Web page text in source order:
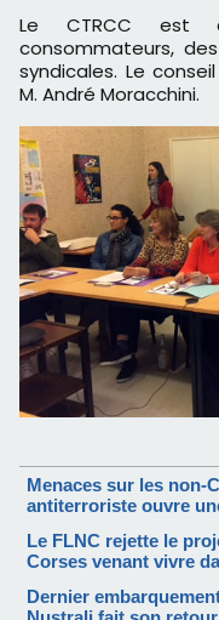
Le CTRCC est
consommateurs,
syndicales. Le
M. André Moracchini.
Menaces sur les non-
antiterroriste ouvre
Le FLNC rejette le
Corses venant vivre
Dernier